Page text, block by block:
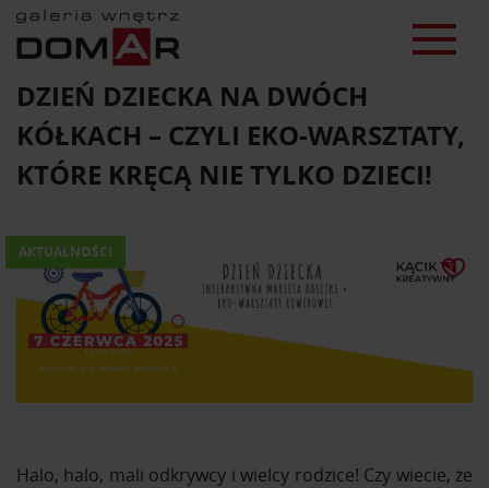
DZIEŃ DZIECKA NA DWÓCH
KÓŁKACH – CZYLI EKO-WARSZTATY,
KTÓRE KRĘCĄ NIE TYLKO DZIECI!
AKTUALNOŚCI
Halo, halo, mali odkrywcy i wielcy rodzice! Czy wiecie, że